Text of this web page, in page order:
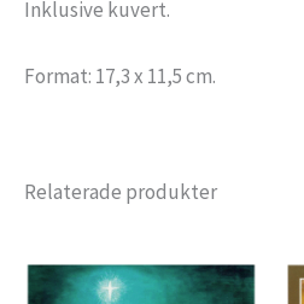
Inklusive kuvert.
Format: 17,3 x 11,5 cm.
Relaterade produkter